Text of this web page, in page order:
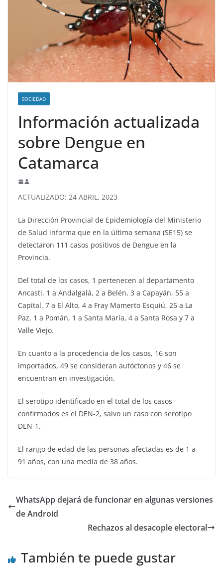
SOCIEDAD
Información actualizada
sobre Dengue en
Catamarca
ACTUALIZADO: 24 ABRIL, 2023
La Dirección Provincial de Epidemiología del Ministerio
de Salud informa que en la última semana (SE15) se
detectaron 111 casos positivos de Dengue en la
Provincia.
Del total de los casos, 1 pertenecen al departamento
Ancasti, 1 a Andalgalá, 2 a Belén, 3 a Capayán, 55 a
Capital, 7 a El Alto, 4 a Fray Mamerto Esquiú, 25 a La
Paz, 1 a Pomán, 1 a Santa María, 4 a Santa Rosa y 7 a
Valle Viejo.
En cuanto a la procedencia de los casos, 16 son
importados, 49 se consideran autóctonos y 46 se
encuentran en investigación.
El serotipo identificado en el total de los casos
confirmados es el DEN-2, salvo un caso con serotipo
DEN-1.
El rango de edad de las personas afectadas es de 1 a
91 años, con una media de 38 años.
WhatsApp dejará de funcionar en algunas versiones
de Android
Rechazos al desacople electoral
También te puede gustar